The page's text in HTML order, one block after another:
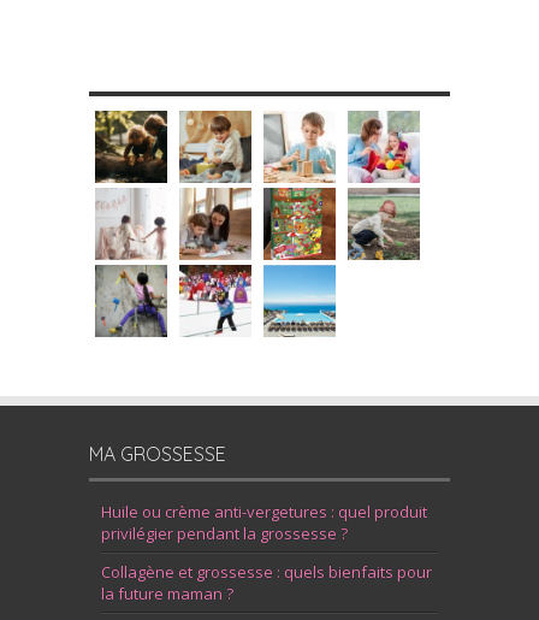
MA GROSSESSE
Huile ou crème anti-vergetures : quel produit
privilégier pendant la grossesse ?
Collagène et grossesse : quels bienfaits pour
la future maman ?